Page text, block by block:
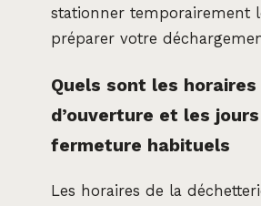
stationner temporairement
préparer votre
Quels sont les horaires
d’ouverture et les
fermeture habituels
Les horaires de la